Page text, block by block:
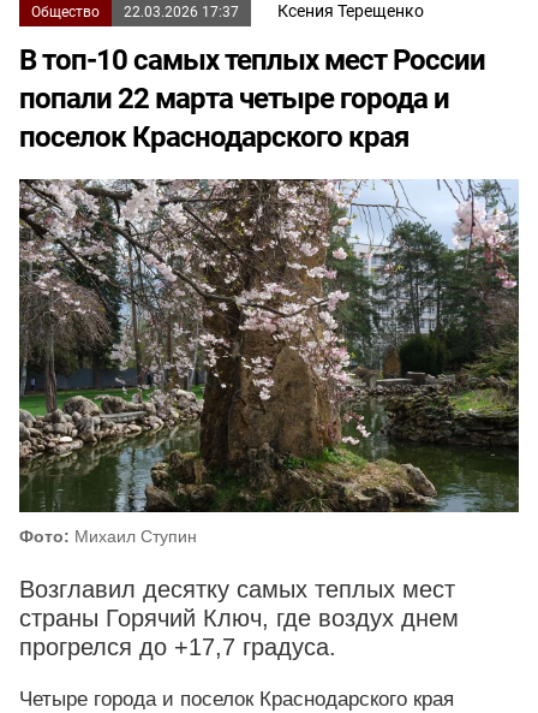
Общество 22.03.2026 17:37 Ксения Терещенко
В топ-10 самых теплых мест России
попали 22 марта четыре города и
поселок Краснодарского края
Фото: Михаил Ступин
Возглавил десятку самых теплых мест
страны Горячий Ключ, где воздух днем
прогрелся до +17,7 градуса.
Четыре города и поселок Краснодарского края